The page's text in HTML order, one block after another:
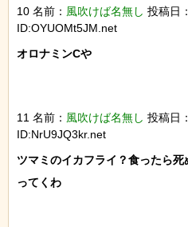
10 名前： 風吹けば名無し 投稿日
ID:OYUOMt5JM.net
オロナミンCや
11 名前： 風吹けば名無し 投稿日
ID:NrU9JQ3kr.net
ツマミのイカフライ？食ったら
ってくわ